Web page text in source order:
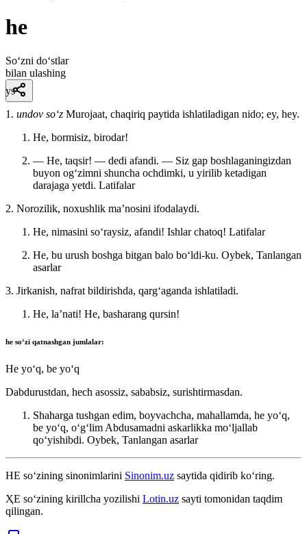
he
So‘zni do‘stlar
bilan ulashing
ys
1. undov so‘z Murojaat, chaqiriq paytida ishlatiladigan nido; ey, hey.
He, bormisiz, birodar!
— He, taqsir! — dedi afandi. — Siz gap boshlaganingizdan
buyon ogʻzimni shuncha ochdimki, u yirilib ketadigan
darajaga yetdi. Latifalar
2. Norozilik, noxushlik maʼnosini ifodalaydi.
He, nimasini soʻraysiz, afandi! Ishlar chatoq! Latifalar
He, bu urush boshga bitgan balo boʻldi-ku. Oybek, Tanlangan
asarlar
3. Jirkanish, nafrat bildirishda, qargʻaganda ishlatiladi.
He, laʼnati! He, basharang qursin!
he soʻzi qatnashgan jumlalar:
He yoʻq, be yoʻq
Dabdurustdan, hech asossiz, sababsiz, surishtirmasdan.
Shaharga tushgan edim, boyvachcha, mahallamda, he yoʻq,
be yoʻq, oʻgʻlim Abdusamadni askarlikka moʻljallab
qoʻyishibdi. Oybek, Tanlangan asarlar
HE so‘zining sinonimlarini Sinonim.uz saytida qidirib ko‘ring.
ҲЕ so‘zining kirillcha yozilishi Lotin.uz sayti tomonidan taqdim
qilingan.